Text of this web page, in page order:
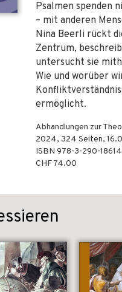
Psalmen spenden
– mit anderen
Nina Beerli rückt
Zentrum,
untersucht sie
Wie und worüber
ermöglicht.
Abhandlungen zur
2024, 324 Seiten,
ISBN 978-3-290-
CHF 74.00